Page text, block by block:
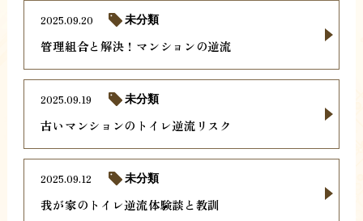
管理組合と解決！マンションの逆流
2025.09.20 未分類
古いマンションのトイレ逆流リスク
2025.09.19 未分類
我が家のトイレ逆流体験談と教訓
2025.09.12 未分類